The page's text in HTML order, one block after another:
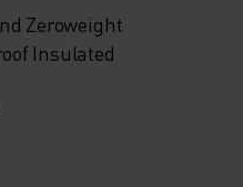
Zeroweight
Insulated